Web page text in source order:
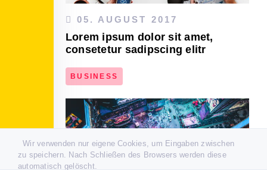
Wir verwenden nur eigene Cookies, um Eingaben zwischen
zu speichern. Nach Schließen des Browsers werden diese
automatisch gelöscht.
05. AUGUST 2017
Lorem ipsum dolor sit amet,
consetetur sadipscing elitr
BUSINESS
DEN ARTIKEL LESEN